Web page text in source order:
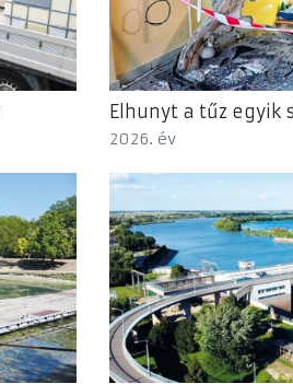
Elhunyt a tűz egyik
2026. év